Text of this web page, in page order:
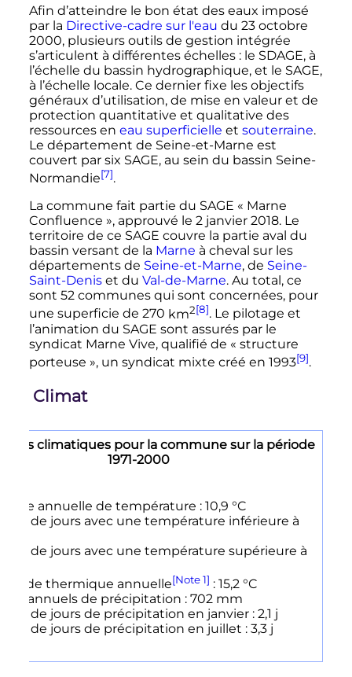
Afin d’atteindre le bon état des eaux imposé
par la Directive-cadre sur l'eau du 23 octobre
2000, plusieurs outils de gestion intégrée
s’articulent à différentes échelles : le SDAGE, à
l’échelle du bassin hydrographique, et le SAGE,
à l’échelle locale. Ce dernier fixe les objectifs
généraux d’utilisation, de mise en valeur et de
protection quantitative et qualitative des
ressources en eau superficielle et souterraine.
Le département de Seine-et-Marne est
couvert par six SAGE, au sein du bassin Seine-
Normandie[7].
La commune fait partie du SAGE « Marne
Confluence », approuvé le 2 janvier 2018. Le
territoire de ce SAGE couvre la partie aval du
bassin versant de la Marne à cheval sur les
départements de Seine-et-Marne, de Seine-
Saint-Deniset du Val-de-Marne. Au total, ce
sont 52 communesqui sont concernées, pour
une superficie de 270 km2[8]. Le pilotage et
l’animation du SAGE sont assurés par le
syndicat Marne Vive, qualifié de « structure
porteuse », un syndicat mixte créé en 1993[9].
Climat
climatiques pour la commune sur la période
1971-2000
annuelle de température : 10,9 °C
de jours avec une température inférieure à
de jours avec une température supérieure à
thermique annuelle[Note 1] : 15,2 °C
annuels de précipitation : 702 mm
de jours de précipitation en janvier : 2,1 j
de jours de précipitation en juillet : 3,3 j